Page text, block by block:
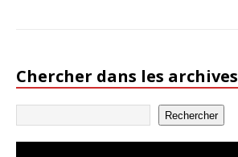
Chercher dans les archives
Rechercher